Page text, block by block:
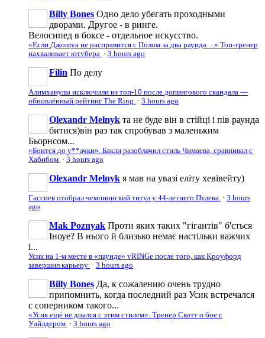
Billy Bones Одно дело убегать проходными
дворами. Другое - в ринге.
Велосипед в боксе - отдельное искусство.
«Если Джошуа не расправится с Полом за два раунда…» Топ-тренер
нахваливает ютубера · 3 hours ago
Filin По делу
Алимханулы исключили из топ-10 после допингового скандала —
обновлённый рейтинг The Ring · 3 hours ago
Olexandr Melnyk та не буде він в стійці і пів раунда
битися)він раз так спробував з маленьким
Бьорнсом...
«Боится до у**ачки». Бакли разоблачил стиль Чимаева, сравнивал с
Хабибом · 3 hours ago
Olexandr Melnyk я мав на увазі еліту хевівейту)
Гассиев отобрал чемпионский титул у 44-летнего Пулева · 3 hours
ago
Mak Poznyak Проти яких таких "гігантів" б'ється
Іноуе? В нього й близько немає настільки важчих
і...
Усик на 1-м месте в «паунде» vRINGe после того, как Кроуфорд
завершил карьеру · 3 hours ago
Billy Bones Да, к сожалению очень трудно
припомнить, когда последний раз Усик встречался
с соперником такого...
«Усик ещё не дрался с этим стилем». Тренер Скотт о бое с
Уайлдером · 3 hours ago